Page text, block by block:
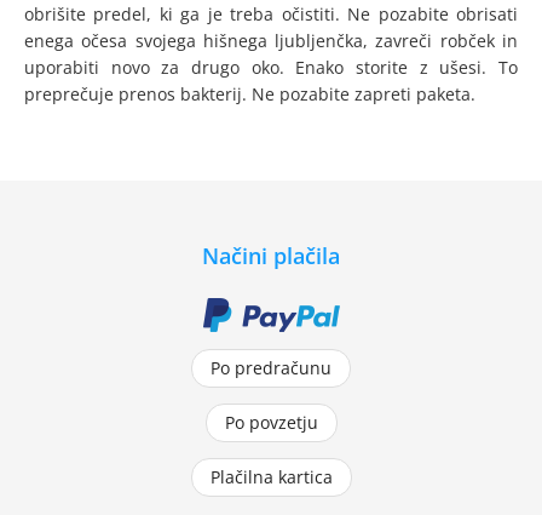
obrišite predel, ki ga je treba očistiti. Ne pozabite obrisati
enega očesa svojega hišnega ljubljenčka, zavreči robček in
uporabiti novo za drugo oko. Enako storite z ušesi. To
preprečuje prenos bakterij. Ne pozabite zapreti paketa.
Načini plačila
Po predračunu
Po povzetju
Plačilna kartica